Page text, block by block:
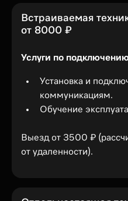
Встраиваемая
от 8000 ₽
Услуги по
Установка и
коммуникациям.
Обучение
Выезд от 3500 ₽
от удаленности).